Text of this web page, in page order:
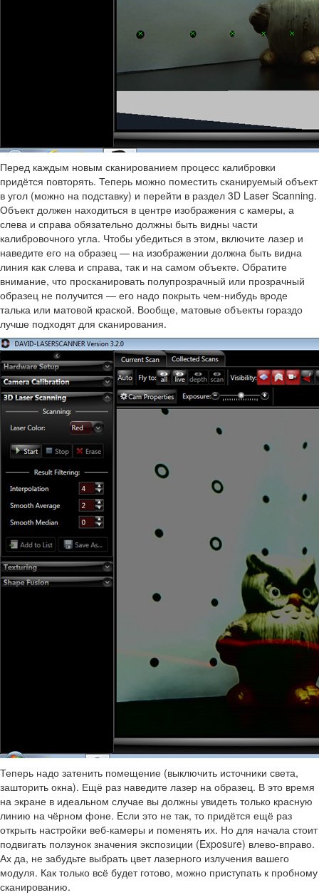
Перед каждым новым сканированием процесс калибровки
придётся повторять. Теперь можно поместить сканируемый объект
в угол (можно на подставку) и перейти в раздел 3D Laser Scanning.
Объект должен находиться в центре изображения с камеры, а
слева и справа обязательно должны быть видны части
калибровочного угла. Чтобы убедиться в этом, включите лазер и
наведите его на образец — на изображении должна быть видна
линия как слева и справа, так и на самом объекте. Обратите
внимание, что просканировать полупрозрачный или прозрачный
образец не получится — его надо покрыть чем-нибудь вроде
талька или матовой краской. Вообще, матовые объекты гораздо
лучше подходят для сканирования.
Теперь надо затенить помещение (выключить источники света,
зашторить окна). Ещё раз наведите лазер на образец. В это время
на экране в идеальном случае вы должны увидеть только красную
линию на чёрном фоне. Если это не так, то придётся ещё раз
открыть настройки веб-камеры и поменять их. Но для начала стоит
подвигать ползунок значения экспозиции (Exposure) влево-вправо.
Ах да, не забудьте выбрать цвет лазерного излучения вашего
модуля. Как только всё будет готово, можно приступать к пробному
сканированию.